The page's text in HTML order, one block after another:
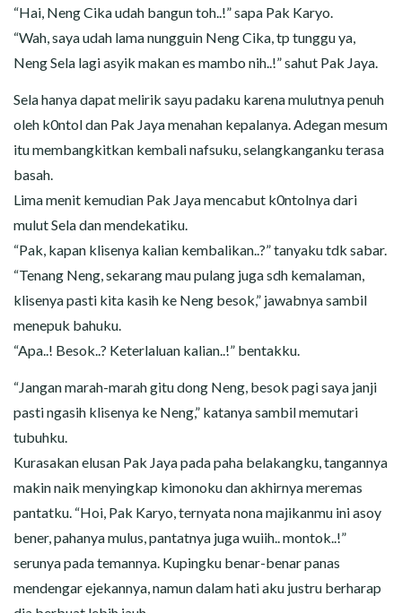
“Hai, Neng Cika udah bangun toh..!” sapa Pak Karyo.
“Wah, saya udah lama nungguin Neng Cika, tp tunggu ya,
Neng Sela lagi asyik makan es mambo nih..!” sahut Pak Jaya.
Sela hanya dapat melirik sayu padaku karena mulutnya penuh
oleh k0ntol dan Pak Jaya menahan kepalanya. Adegan mesum
itu membangkitkan kembali nafsuku, selangkanganku terasa
basah.
Lima menit kemudian Pak Jaya mencabut k0ntolnya dari
mulut Sela dan mendekatiku.
“Pak, kapan klisenya kalian kembalikan..?” tanyaku tdk sabar.
“Tenang Neng, sekarang mau pulang juga sdh kemalaman,
klisenya pasti kita kasih ke Neng besok,” jawabnya sambil
menepuk bahuku.
“Apa..! Besok..? Keterlaluan kalian..!” bentakku.
“Jangan marah-marah gitu dong Neng, besok pagi saya janji
pasti ngasih klisenya ke Neng,” katanya sambil memutari
tubuhku.
Kurasakan elusan Pak Jaya pada paha belakangku, tangannya
makin naik menyingkap kimonoku dan akhirnya meremas
pantatku. “Hoi, Pak Karyo, ternyata nona majikanmu ini asoy
bener, pahanya mulus, pantatnya juga wuiih.. montok..!”
serunya pada temannya. Kupingku benar-benar panas
mendengar ejekannya, namun dalam hati aku justru berharap